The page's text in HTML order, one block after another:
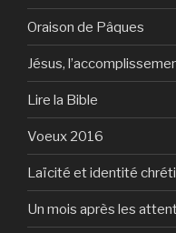
Oraison de Pâques
Jésus,
Lire la Bible
Voeux 2016
Laïcité et identité
Un mois après les